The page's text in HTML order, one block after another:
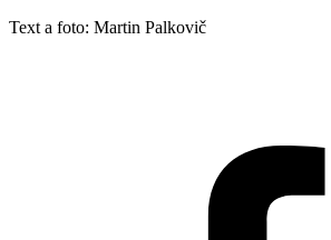
Text a foto: Martin Palkovič